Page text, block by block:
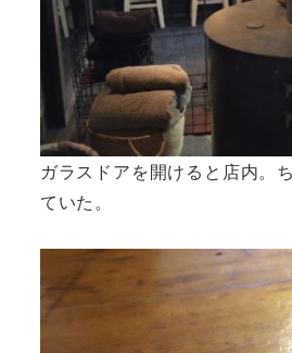
ガラスドアを開けると店内。
ていた。